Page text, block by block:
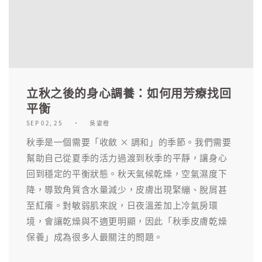
立秋之後的身心調養：如何用芳療找回
平衡
SEP 02, 25 吳姿橙
秋季是一個需要「收斂 × 調和」的季節。我們需要
幫助自己從夏季的活力過渡到秋季的平靜，讓身心
回到穩定的平衡狀態。秋天氣候乾燥，空氣濕度下
降，導致角質含水量減少，皮膚出現緊繃、脫屑甚
至紅癢。對敏弱肌來說，日夜溫差加上冷氣房環
境，會讓乾燥與不適更明顯，因此「秋季皮膚乾燥
保養」成為很多人最關注的問題。